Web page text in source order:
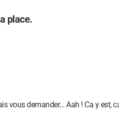
place.
vous demander... Aah ! Ca y est,